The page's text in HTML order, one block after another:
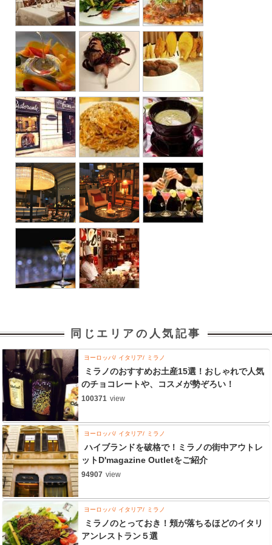
同じエリアの人気記事
ヨーロッパ イタリア ミラノ
ミラノのおすすめお土産15選！おしゃれで人気
のチョコレートや、コスメが勢ぞろい！
100371 view
ヨーロッパ イタリア ミラノ
ハイブランドを破格で！ミラノの街中アウトレ
ットD'magazine Outletをご紹介
94907 view
ヨーロッパ イタリア ミラノ
ミラノのとっておき！頬が落ちるほどのイタリ
アンレストラン５選